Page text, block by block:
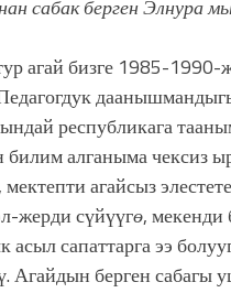
сабак берген Элнура
агай бизге 1985-1990-
республикага
билим алганыма чексиз
агайсыз
жерди сүйүүгө, мекенди
асыл сапаттарга ээ
Агайдын берген сабагы